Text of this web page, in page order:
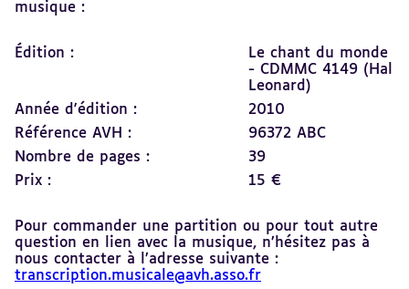
musique :
Édition :
Le chant du monde
- CDMMC 4149 (Hal
Leonard)
Année d'édition :
2010
Référence AVH :
96372 ABC
Nombre de pages :
39
Prix :
15 €
Pour commander une partition ou pour tout autre
question en lien avec la musique, n’hésitez pas à
nous contacter à l’adresse suivante :
transcription.musicale@avh.asso.fr